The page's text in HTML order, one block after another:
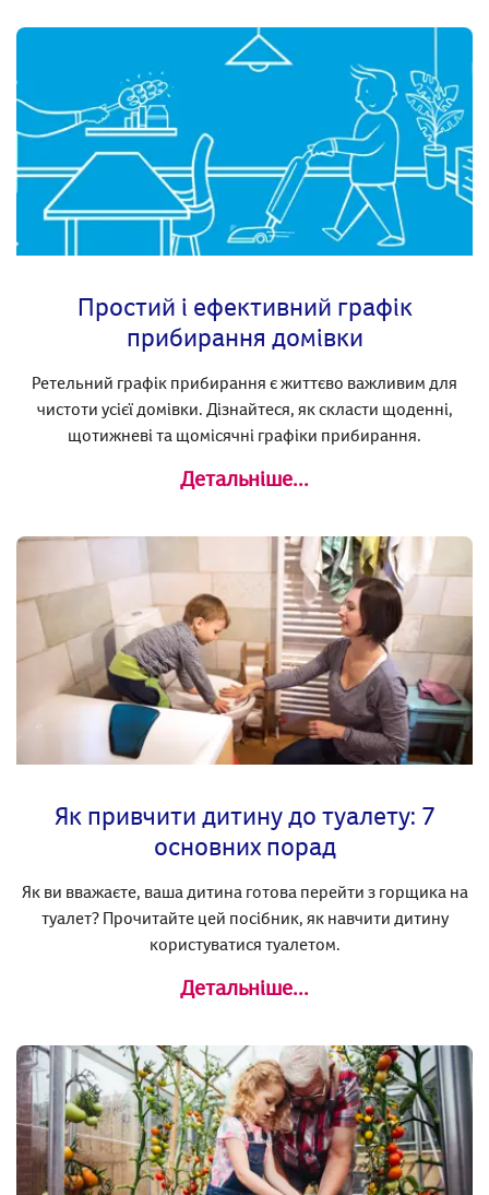
Простий і ефективний графік
прибирання домівки
Ретельний графік прибирання є життєво важливим для
чистоти усієї домівки. Дізнайтеся, як скласти щоденні,
щотижневі та щомісячні графіки прибирання.
Детальніше...
Як привчити дитину до туалету: 7
основних порад
Як ви вважаєте, ваша дитина готова перейти з горщика на
туалет? Прочитайте цей посібник, як навчити дитину
користуватися туалетом.
Детальніше...